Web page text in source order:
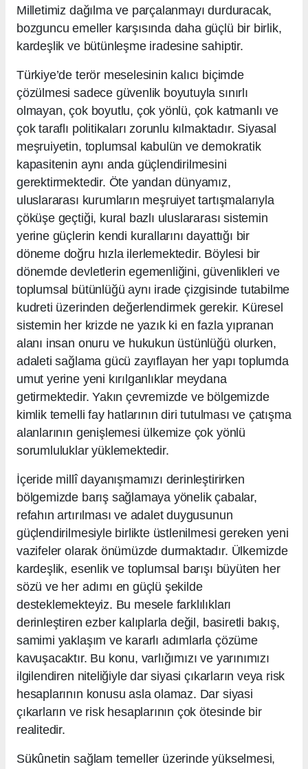
Milletimiz dağılma ve parçalanmayı durduracak,
bozguncu emeller karşısında daha güçlü bir birlik,
kardeşlik ve bütünleşme iradesine sahiptir.
Türkiye’de terör meselesinin kalıcı biçimde
çözülmesi sadece güvenlik boyutuyla sınırlı
olmayan, çok boyutlu, çok yönlü, çok katmanlı ve
çok taraflı politikaları zorunlu kılmaktadır. Siyasal
meşruiyetin, toplumsal kabulün ve demokratik
kapasitenin aynı anda güçlendirilmesini
gerektirmektedir. Öte yandan dünyamız,
uluslararası kurumların meşruiyet tartışmalarıyla
çöküşe geçtiği, kural bazlı uluslararası sistemin
yerine güçlerin kendi kurallarını dayattığı bir
döneme doğru hızla ilerlemektedir. Böylesi bir
dönemde devletlerin egemenliğini, güvenlikleri ve
toplumsal bütünlüğü aynı irade çizgisinde tutabilme
kudreti üzerinden değerlendirmek gerekir. Küresel
sistemin her krizde ne yazık ki en fazla yıpranan
alanı insan onuru ve hukukun üstünlüğü olurken,
adaleti sağlama gücü zayıflayan her yapı toplumda
umut yerine yeni kırılganlıklar meydana
getirmektedir. Yakın çevremizde ve bölgemizde
kimlik temelli fay hatlarının diri tutulması ve çatışma
alanlarının genişlemesi ülkemize çok yönlü
sorumluluklar yüklemektedir.
İçeride millî dayanışmamızı derinleştirirken
bölgemizde barış sağlamaya yönelik çabalar,
refahın artırılması ve adalet duygusunun
güçlendirilmesiyle birlikte üstlenilmesi gereken yeni
vazifeler olarak önümüzde durmaktadır. Ülkemizde
kardeşlik, esenlik ve toplumsal barışı büyüten her
sözü ve her adımı en güçlü şekilde
desteklemekteyiz. Bu mesele farklılıkları
derinleştiren ezber kalıplarla değil, basiretli bakış,
samimi yaklaşım ve kararlı adımlarla çözüme
kavuşacaktır. Bu konu, varlığımızı ve yarınımızı
ilgilendiren niteliğiyle dar siyasi çıkarların veya risk
hesaplarının konusu asla olamaz. Dar siyasi
çıkarların ve risk hesaplarının çok ötesinde bir
realitedir.
Sükûnetin sağlam temeller üzerinde yükselmesi,